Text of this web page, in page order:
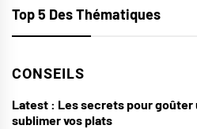
Top 5 Des Thématiques
CONSEILS
Latest : Les secrets pour goûter
sublimer vos plats